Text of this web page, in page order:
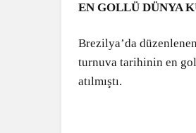
EN GOLLÜ DÜNYA
Brezilya’da
turnuva tarihinin en
atılmıştı.